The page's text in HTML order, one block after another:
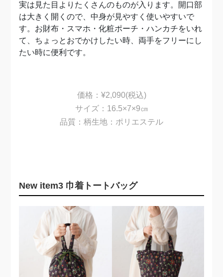
実は見た目よりたくさんのものが入ります。開口部
は大きく開くので、中身が見やすく使いやすいで
す。お財布・スマホ・化粧ポーチ・ハンカチをいれ
て、ちょっとおでかけしたい時、両手をフリーにし
たい時に便利です。
価格：¥2,090(税込)
サイズ：16.5×7×9㎝
品質：柄生地：ポリエステル
New item3 巾着トートバッグ